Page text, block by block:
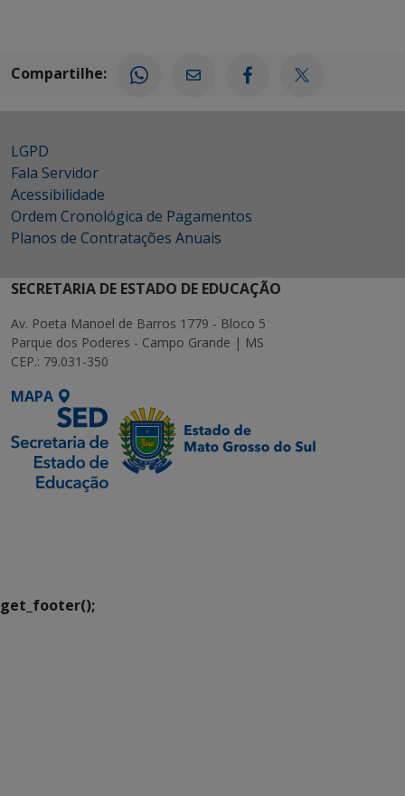
Compartilhe:
LGPD
Fala Servidor
Acessibilidade
Ordem Cronológica de Pagamentos
Planos de Contratações Anuais
SECRETARIA DE ESTADO DE EDUCAÇÃO
Av. Poeta Manoel de Barros 1779 - Bloco 5
Parque dos Poderes - Campo Grande | MS
CEP.: 79.031-350
MAPA
get_footer();